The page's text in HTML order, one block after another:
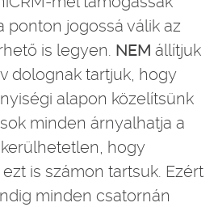
ponton jogossá válik az
is legyen. NEM állítjuk
dolognak tartjuk, hogy
alapon közelítsünk
minden árnyalhatja a
hogy
is számon tartsuk. Ezért
minden csatornán